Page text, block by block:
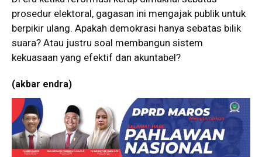
prosedur elektoral, gagasan ini mengajak publik untuk
berpikir ulang. Apakah demokrasi hanya sebatas bilik
suara? Atau justru soal membangun sistem
kekuasaan yang efektif dan akuntabel?
(akbar endra)